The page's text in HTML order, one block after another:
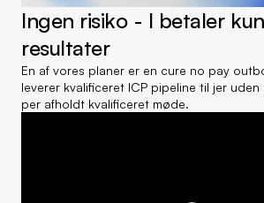
Ingen risiko - I betaler
resultater
En af vores planer er en cure no pay
leverer kvalificeret ICP pipeline til jer
per afholdt kvalificeret møde.